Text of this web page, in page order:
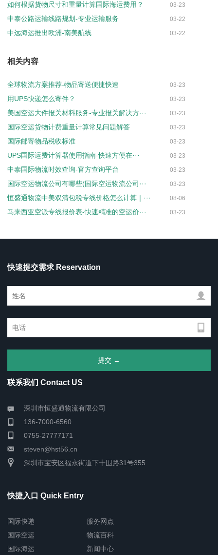
如何根据货物尺寸和重量计算国际海运费用？ 03-23
中泰公路运输线路规划-专业运输服务 03-22
中远海运推出欧洲-南美航线 03-22
相关内容
全球物流方案推荐-物品寄送便捷快速 03-23
用UPS快递怎么寄件？ 03-23
美国空运大件报关材料服务-专业报关解决方··· 03-23
国际空运货物计费重量计算常见问题解答 03-23
国际邮寄物品税收标准 03-23
UPS国际运费计算器使用指南-快速方便在··· 03-23
中泰国际物流时效查询-官方查询平台 03-23
国际空运物流公司有哪些(国际空运物流公司··· 03-23
恒盛通物流中美双清包税专线价格怎么计算｜··· 08-06
马来西亚空派专线报价表-快速精准的空运价··· 03-23
快速提交需求 Reservation
联系我们 Contact US
深圳市恒盛通物流有限公司
136-7000-6560
0755-27777171
steven@hst56.cn
深圳市宝安区福永街道下十围路31号355
快捷入口 Quick Entry
国际快递
国际空运
国际海运
服务网点
物流百科
新闻中心